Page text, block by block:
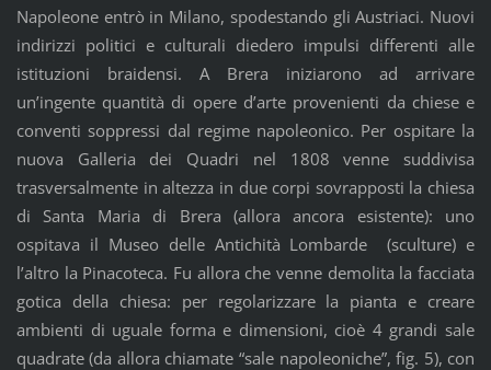
Napoleone entrò in Milano, spodestando gli Austriaci. Nuovi
indirizzi politici e culturali diedero impulsi differenti alle
istituzioni braidensi. A Brera iniziarono ad arrivare
un’ingente quantità di opere d’arte provenienti da chiese e
conventi soppressi dal regime napoleonico. Per ospitare la
nuova Galleria dei Quadri nel 1808 venne suddivisa
trasversalmente in altezza in due corpi sovrapposti la chiesa
di Santa Maria di Brera (allora ancora esistente): uno
ospitava il Museo delle Antichità Lombarde (sculture) e
l’altro la Pinacoteca. Fu allora che venne demolita la facciata
gotica della chiesa: per regolarizzare la pianta e creare
ambienti di uguale forma e dimensioni, cioè 4 grandi sale
quadrate (da allora chiamate “sale napoleoniche”, fig. 5), con